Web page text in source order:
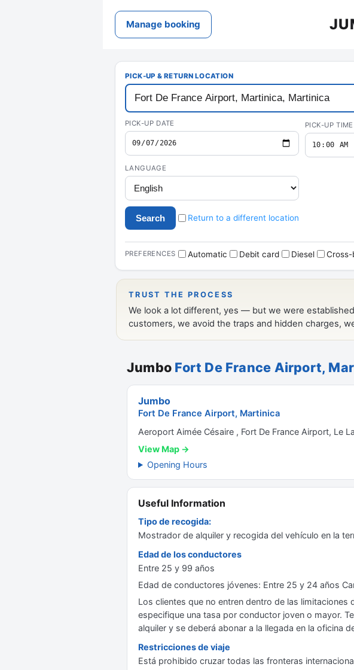
Jumbo Fort De France Airport,
Jumbo
Fort De France Airport, Martinica
Aeroport Aimée Césaire , Fort De France Airport, Le
View Map →
Opening Hours
Useful Information
Tipo de recogida:
Mostrador de alquiler y recogida del vehículo en la
Edad de los conductores
Entre 25 y 99 años
Edad de conductores jóvenes: Entre 25 y 24 años
Los clientes que no entren dentro de las
especifique una tasa por conductor joven o mayor.
alquiler y se deberá abonar a la llegada en la oficina
Restricciones de viaje
Está prohibido cruzar todas las fronteras